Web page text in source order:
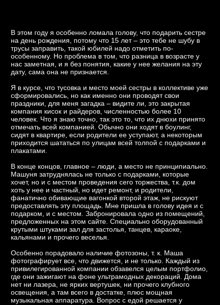
В этом году я особенно ломала голову, что подарить сестре
на день рождения, потому что 15 лет – это тебе не шубу в
трусы заправить, такой юбилей надо отметить по-
особенному. Но проблема в том, что разница в возрасте у
нас заметная, и я без понятия, какие у нее желания на эту
дату, сама она не признается.
Я в курсе, что тусовка и место моей сестры в коллективе уже
сформировались, но как именно они проводят свои
праздники, для меня загадка – видите ли, это закрытая
компания кисок и райдеров, численностью более 10
человек. Что я знаю точно, так это то, что их днюхи принято
отмечать всей компанией. Обычно они ходят в боулинг,
сидят в квартире, если родители ее уступают, а некоторым
приходится шататься по улицам всей толпой с подарками и
плакатами.
В конце концов, главное – люди, а место не принципиально.
Машуня затруднялась не только с подарками, которые
хочет, но и с местом проведения сего торжества, т.к. дом
хоть у нее и частный, но идет ремонт, и родители,
фанатично обивающие вагонкой второй этаж, не рискуют
предоставлять эту площадь. Мне пришла в голову идея и с
подарком, и с местом. Забронировала одно из помещений,
предложенных на этом сайте. Специально оборудованный
крутыми штуками зал для застолья, танцев, караоке,
кальянами и прочего веселья.
Особенно порадовало наличие фотозоны, т. к. Маша
фотографирует все, что движется, и не только. Каждый из
привилегированной компании обзавелся целым портфолио,
где они зажигают на фоне ультрамодных декораций. Дома
нет ни лазера, не ярких вертушек, ни прочего клубного
освещения, а там всего в достатке, плюс мощная
музыкальная аппаратура. Вопрос с едой решается у